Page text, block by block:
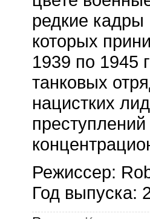
редкие кадры
которых
1939 по 1945
танковых
нацистких
Режиссер:
Год выпуска: